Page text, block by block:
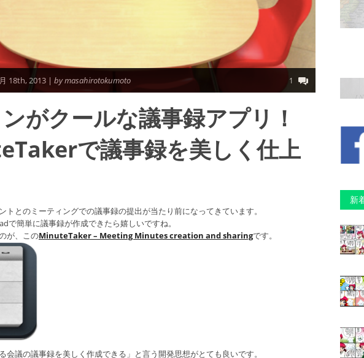
18th, 2013 | by masahirotokumoto 1
がクールな議事録アプリ！
で議事録を美しく仕上
トとのミーティングでの議事録の提出が当たり前になってきています。
で簡単に議事録が作成できたら嬉しいですね。
が、このMinuteTaker – Meeting Minutes creation and sharingです。
会議の議事録を美しく作成できる」と言う開発思想がとても良いです。
新